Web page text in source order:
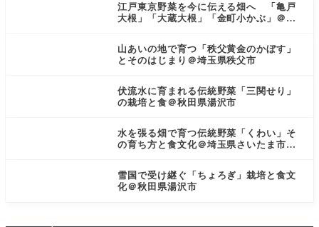
江戸東京野菜を今に伝える畑へ 「亀戸
大根」「大蔵大根」「金町小かぶ」＠東
山あいの地で育つ「秩父黄金のかぼす」
とそのはじまり＠埼玉県秩父市
伏流水に育まれる伝統野菜「三関せり」
の栽培と食＠秋田県湯沢市
水を張る畑で育つ伝統野菜「くわい」そ
の育ち方と食文化＠埼玉県さいたま市見
雪国で受け継ぐ「ちょろぎ」栽培と食文
化＠秋田県湯沢市